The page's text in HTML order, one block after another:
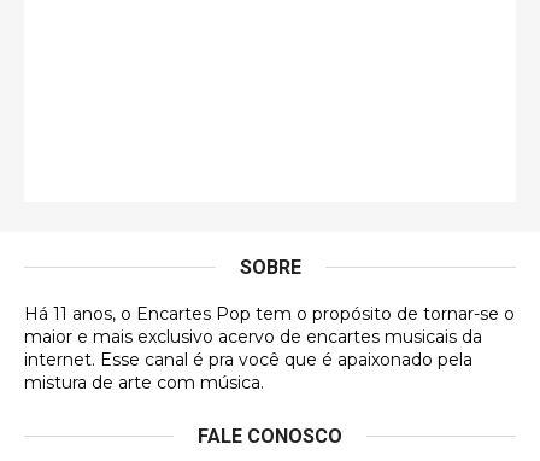
DVD MIDINHO
Francierton
futuras aquisições, e olhando o encarte aqui, me
SOBRE
Há 11 anos, o Encartes Pop tem o propósito de tornar-se o
maior e mais exclusivo acervo de encartes musicais da
internet. Esse canal é pra você que é apaixonado pela
mistura de arte com música.
FALE CONOSCO